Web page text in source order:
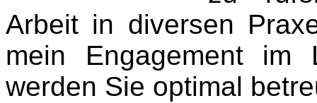
Arbeit in diversen
mein Engagement im
werden Sie optimal